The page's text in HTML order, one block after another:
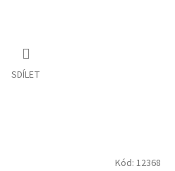
SDÍLET
Kód: 12368